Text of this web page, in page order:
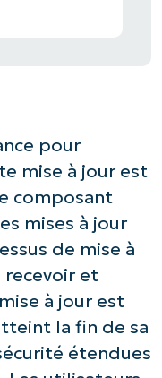
pour
mise à jour est
composant
mises à jour
de mise à
et
à jour est
la fin de sa
étendues